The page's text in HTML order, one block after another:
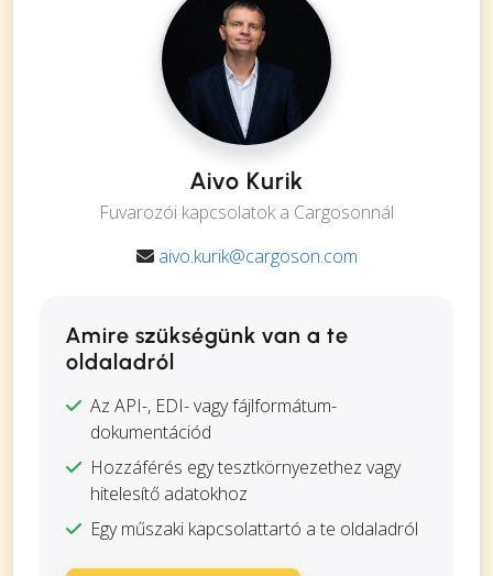
Aivo Kurik
Fuvarozói kapcsolatok a Cargosonnál
aivo.kurik@cargoson.com
Amire szükségünk van a te
oldaladról
Az API-, EDI- vagy fájlformátum-
dokumentációd
Hozzáférés egy tesztkörnyezethez vagy
hitelesítő adatokhoz
Egy műszaki kapcsolattartó a te oldaladról